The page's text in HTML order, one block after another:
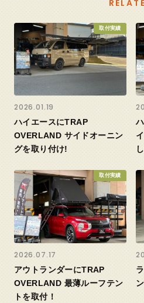
取付実績
2026.01.19
ハイエースにTRAP
OVERLAND サイドオーニン
グを取り付け!
取付実績
2026.07.17
アウトランダーにTRAP
OVERLAND 最薄ルーフテン
トを取付！